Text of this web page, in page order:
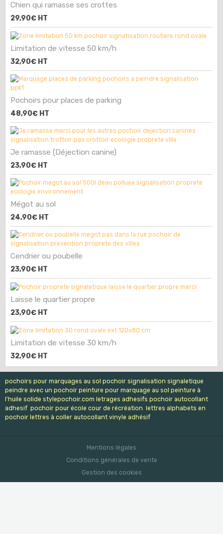
Chien qui ramasse ses crottes
29,90€ HT
Limitation de vitesse 50 km/h
32,90€ HT
Pochoirs pour places de parking
48,90€ HT
Je ramasse (Déjection canine)
23,90€ HT
Mégot au sol
24,90€ HT
Cendrier ou poubelle
23,90€ HT
Laisse le quartier propre
23,90€ HT
Limitation de vitesse 30 km/h
32,90€ HT
pochoirs pour marquages au sol pochoir signalisation signaletique
peindre avec un pochoir peinture pour marquage au sol peinture à
l'huile solide stylepochoir.com letrages adhesifs pochoir autocollant
adhesif pochoir pour école cour de récréation lettres alphabets en
pochoir lettres à coller autocollant vinyle adhésif
Mentions légales
Conditions générales de vente
Gestion des cookies